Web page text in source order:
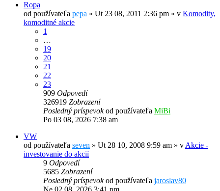
Ropa
od používateľa pepa » Ut 23 08, 2011 2:36 pm » v Komodity,
komoditné akcie
1
…
19
20
21
22
23
909 Odpovedí
326919 Zobrazení
Posledný príspevokod používateľa MiBi
Po 03 08, 2026 7:38 am
VW
od používateľa seven » Ut 28 10, 2008 9:59 am » vAkcie -
investovanie do akcií
9 Odpovedí
5685 Zobrazení
Posledný príspevokod používateľa jaroslav80